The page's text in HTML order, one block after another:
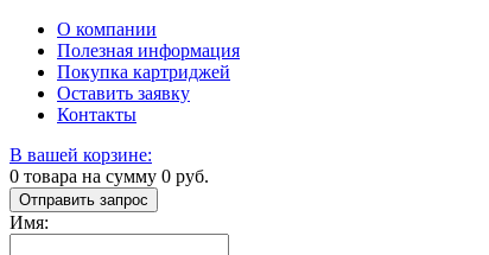
О компании
Полезная информация
Покупка картриджей
Оставить заявку
Контакты
В вашей корзине:
0 товара на сумму 0 руб.
Отправить запрос
Имя: